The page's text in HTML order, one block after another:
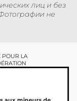
лиц и без
не
POUR LA